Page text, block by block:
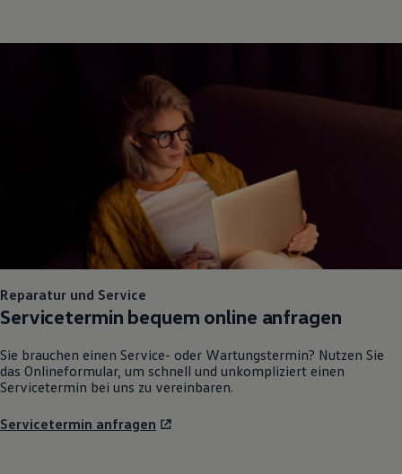
Reparatur und Service
Servicetermin bequem online anfragen
Sie brauchen einen Service- oder Wartungstermin? Nutzen Sie
das Onlineformular, um schnell und unkompliziert einen
Servicetermin bei uns zu vereinbaren.
Servicetermin anfragen